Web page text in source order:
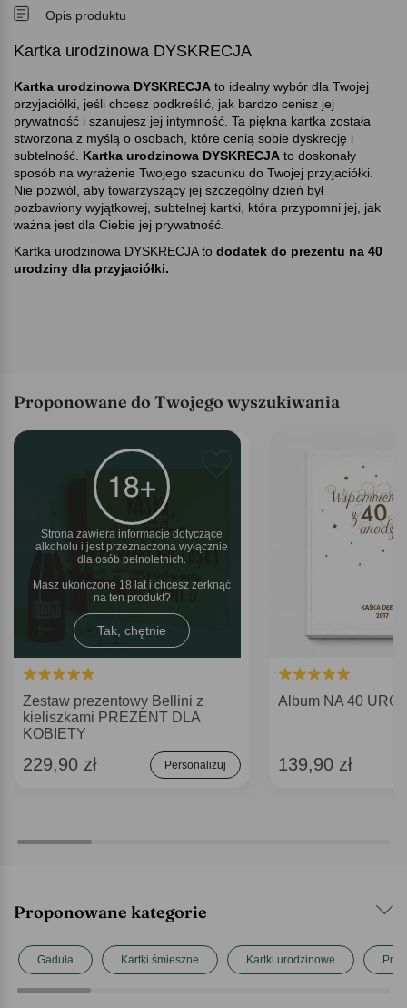
Opis produktu
Kartka urodzinowa DYSKRECJA
Kartka urodzinowa DYSKRECJA to idealny wybór dla Twojej
przyjaciółki, jeśli chcesz podkreślić, jak bardzo cenisz jej
prywatność i szanujesz jej intymność. Ta piękna kartka została
stworzona z myślą o osobach, które cenią sobie dyskrecję i
subtelność. Kartka urodzinowa DYSKRECJA to doskonały
sposób na wyrażenie Twojego szacunku do Twojej przyjaciółki.
Nie pozwól, aby towarzyszący jej szczególny dzień był
pozbawiony wyjątkowej, subtelnej kartki, która przypomni jej, jak
ważna jest dla Ciebie jej prywatność.
Kartka urodzinowa DYSKRECJA to dodatek do prezentu na 40
urodziny dla przyjaciółki.
Proponowane do Twojego wyszukiwania
Strona zawiera informacje dotyczące
alkoholu i jest przeznaczona wyłącznie
dla osób pełnoletnich.
Masz ukończone 18 lat i chcesz zerknąć
na ten produkt
Tak, chętnie
Zestaw prezentowy Bellini z
kieliszkami PREZENT DLA
KOBIETY
229,90 zł Personalizuj
Album NA 40
139,90 zł
Proponowane kategorie
Gaduła Kartki śmieszne Kartki urodzinowe